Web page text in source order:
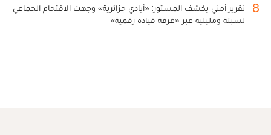
8
تقرير أمني يكشف المستور: «أيادي جزائرية» وجهت الاقتحام الجماعي
لسبتة ومليلية عبر «غرفة قيادة رقمية»